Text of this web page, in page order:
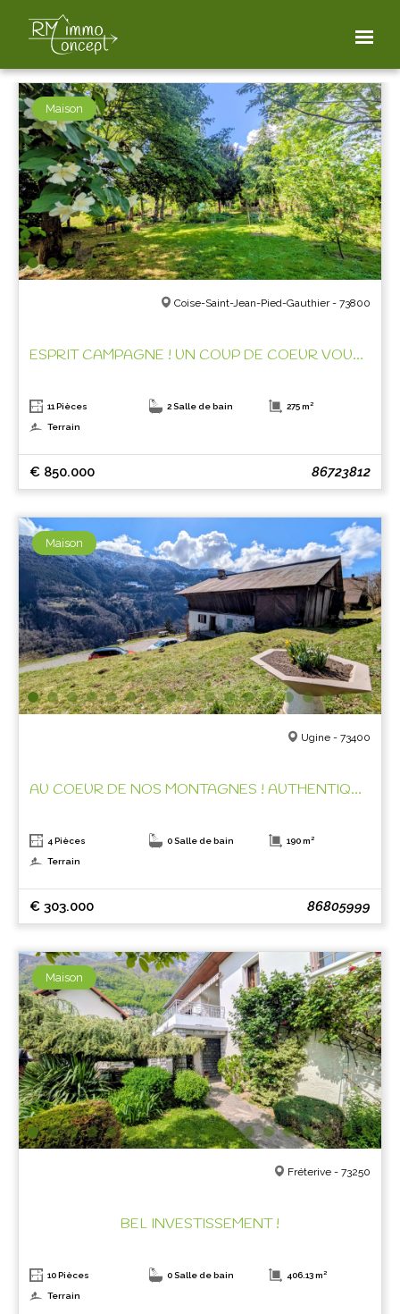
FILTER THE PROPERTIES
Maison
Coise-Saint-Jean-Pied-Gauthier - 73800
ESPRIT CAMPAGNE ! UN COUP DE COEUR VOUS ATTEND!
11 Pièces 2 Salle de bain 275 m²
Terrain
€ 850.000 86723812
Maison
Ugine - 73400
AU COEUR DE NOS MONTAGNES ! AUTHENTIQUE FERME A REHABILITER !
4 Pièces 0 Salle de bain 190 m²
Terrain
€ 303.000 86805999
Maison
Fréterive - 73250
BEL INVESTISSEMENT !
10 Pièces 0 Salle de bain 406.13 m²
Terrain